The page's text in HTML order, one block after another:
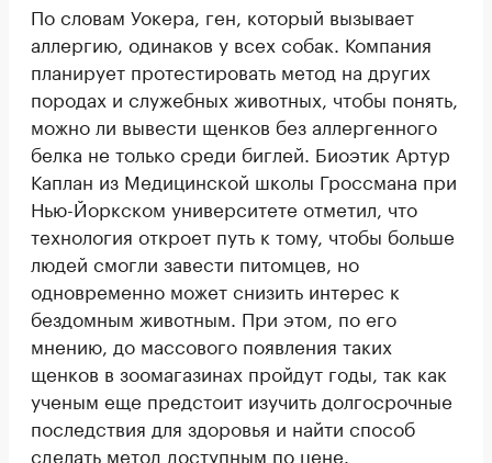
По словам Уокера, ген, который вызывает
аллергию, одинаков у всех собак. Компания
планирует протестировать метод на других
породах и служебных животных, чтобы понять,
можно ли вывести щенков без аллергенного
белка не только среди биглей. Биоэтик Артур
Каплан из Медицинской школы Гроссмана при
Нью-Йоркском университете отметил, что
технология откроет путь к тому, чтобы больше
людей смогли завести питомцев, но
одновременно может снизить интерес к
бездомным животным. При этом, по его
мнению, до массового появления таких
щенков в зоомагазинах пройдут годы, так как
ученым еще предстоит изучить долгосрочные
последствия для здоровья и найти способ
сделать метод доступным по цене.